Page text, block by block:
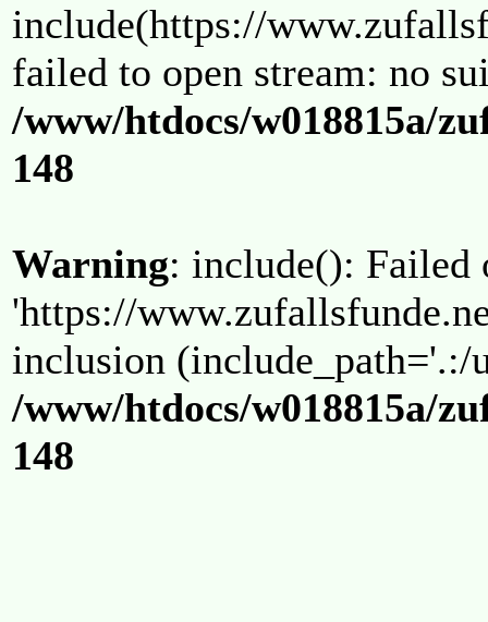
include(https://
failed to open stream: no
/www/htdocs/w018815a/
148
Warning: include(): Failed
'https://
inclusion (include_path='.:/
/www/htdocs/w018815a/
148